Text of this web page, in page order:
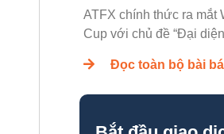
ATFX chính thức ra mắt
Cup với chủ đề “Đại
Đọc toàn bộ bài